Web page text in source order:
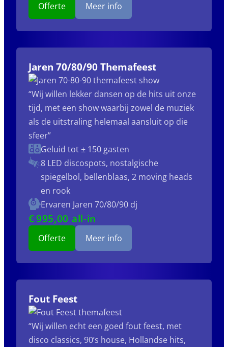
Offerte Meer info
Jaren 70/80/90 Themafeest
“Wij willen lekker dansen op de hits uit onze
tijd, met een show waarbij zowel de muziek
als de uitstraling helemaal aansluit op die
sfeer”
Geluid tot ± 150 gasten
8 LED discospots, nostalgische
spiegelbol, bellenblaas, 2 moving heads
en rook
Ervaren Jaren 70/80/90 dj
€995,00 all-in
Offerte Meer info
Fout Feest
“Wij willen echt een goed fout feest, met
disco classics, 90’s house, Hollandse hits,